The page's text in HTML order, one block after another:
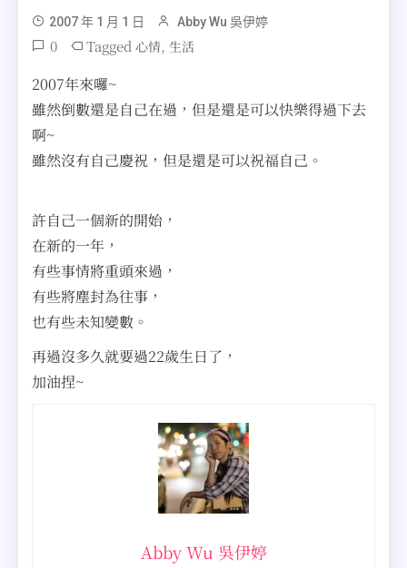
2007 年 1 月 1 日 Abby Wu 吳伊婷
0 Tagged 心情, 生活
2007年來囉~
雖然倒數還是自己在過，但是還是可以快樂得過下去
啊~
雖然沒有自己慶祝，但是還是可以祝福自己。
許自己一個新的開始，
在新的一年，
有些事情將重頭來過，
有些將塵封為往事，
也有些未知變數。
再過沒多久就要過22歲生日了，
加油捏~
Abby Wu 吳伊婷